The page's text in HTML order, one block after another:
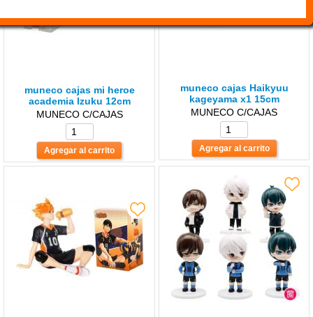
muneco cajas mi heroe
academia lzuku 12cm
MUNECO C/CAJAS
muneco cajas Haikyuu
kageyama x1 15cm
MUNECO C/CAJAS